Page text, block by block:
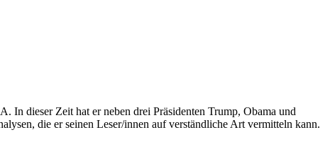
In dieser Zeit hat er neben drei Präsidenten Trump, Obama und
die er seinen Leser/innen auf verständliche Art vermitteln kann.